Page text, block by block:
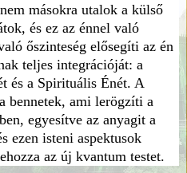
másokra utalok a külső
és ez az énnel való
őszinteség elősegíti az én
teljes integrációját: a
és a Spirituális Énét. A
bennetek, ami lerögzíti a
egyesítve az anyagit a
ezen isteni aspektusok
az új kvantum testet.